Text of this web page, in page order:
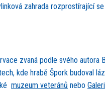
zahrada rozprostírající
zvaná podle svého
kde hrabě Špork budoval
muzeum veteránů nebo